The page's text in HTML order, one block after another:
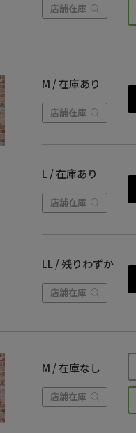
店舗在庫
M / 在庫あり
店舗在庫
L / 在庫あり
店舗在庫
LL / 残りわずか
店舗在庫
M / 在庫なし
店舗在庫